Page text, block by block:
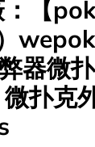
【
器微
扑克